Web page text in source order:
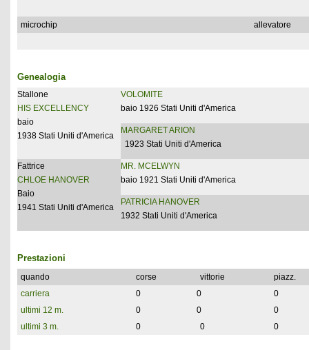
microchip allevatore
Genealogia
Stallone
HIS EXCELLENCY
baio
1938 Stati Uniti d'America
VOLOMITE
baio 1926 Stati Uniti d'America
MARGARET ARION
1923 Stati Uniti d'America
Fattrice
CHLOE HANOVER
Baio
1941 Stati Uniti d'America
MR. MCELWYN
baio 1921 Stati Uniti d'America
PATRICIA HANOVER
1932 Stati Uniti d'America
Prestazioni
quando corse vittorie
piazz.
carriera
0 0
0
ultimi 12 m.
0 0
0
ultimi 3 m.
0 0 0